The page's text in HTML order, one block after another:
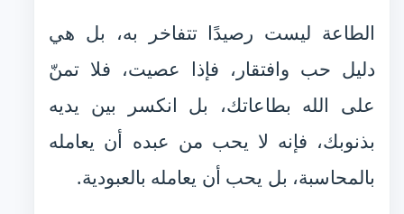
الطاعة ليست رصيدًا تتفاخر به، بل هي
دليل حب وافتقار، فإذا عصيت، فلا تمنّ
على الله بطاعاتك، بل انكسر بين يديه
بذنوبك، فإنه لا يحب من عبده أن يعامله
بالمحاسبة، بل يحب أن يعامله بالعبودية.